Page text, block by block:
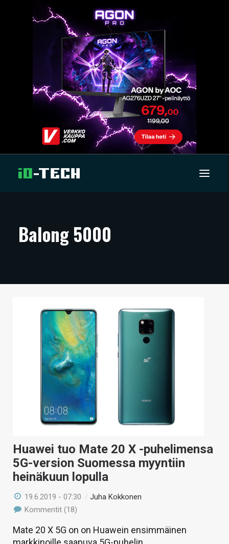
ARTIKKELIT
TECHBBS
VAIHDA TEEMA
Balong 5000
Huawei tuo Mate 20 X -puhelimensa
5G-version Suomessa myyntiin
heinäkuun lopulla
19.6.2019 - 07:30 /Juha Kokkonen
Kommentit (18)
Mate 20 X 5G on on Huawein ensimmäinen